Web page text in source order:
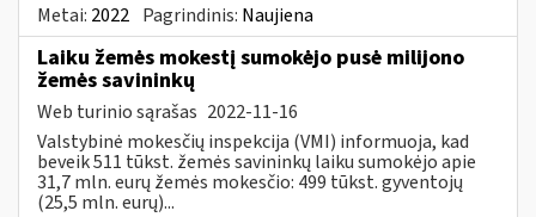
Metai: 2022 Pagrindinis: Naujiena
Laiku žemės mokestį sumokėjo pusė milijono
žemės savininkų
Web turinio sąrašas 2022-11-16
Valstybinė mokesčių inspekcija (VMI) informuoja, kad
beveik 511 tūkst. žemės savininkų laiku sumokėjo apie
31,7 mln. eurų žemės mokesčio: 499 tūkst. gyventojų
(25,5 mln. eurų)...